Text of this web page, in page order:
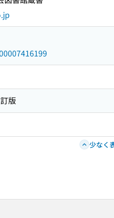
版
少なく